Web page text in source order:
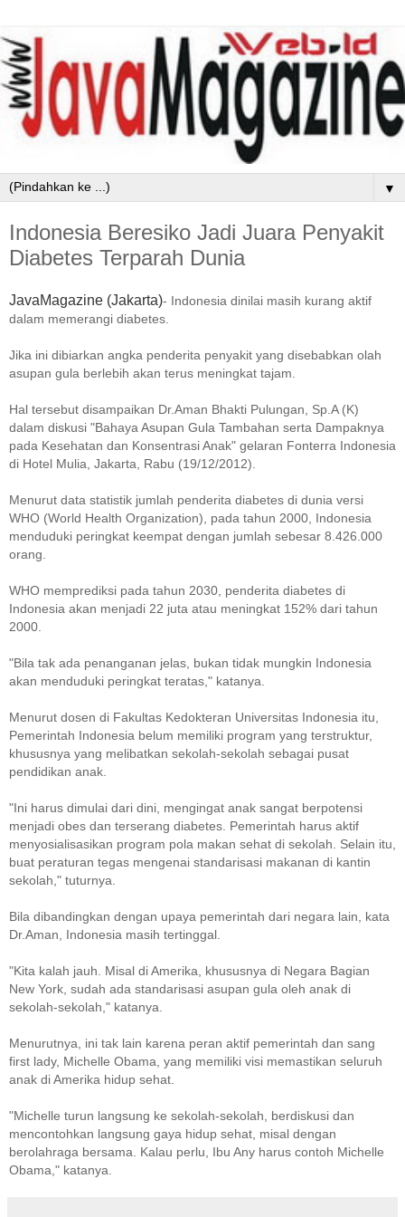
▼
Indonesia Beresiko Jadi Juara Penyakit
Diabetes Terparah Dunia
JavaMagazine (Jakarta)- Indonesia dinilai masih kurang aktif
dalam memerangi diabetes.
Jika ini dibiarkan angka penderita penyakit yang disebabkan olah
asupan gula berlebih akan terus meningkat tajam.
Hal tersebut disampaikan Dr.Aman Bhakti Pulungan, Sp.A (K)
dalam diskusi "Bahaya Asupan Gula Tambahan serta Dampaknya
pada Kesehatan dan Konsentrasi Anak" gelaran Fonterra Indonesia
di Hotel Mulia, Jakarta, Rabu (19/12/2012).
Menurut data statistik jumlah penderita diabetes di dunia versi
WHO (World Health Organization), pada tahun 2000, Indonesia
menduduki peringkat keempat dengan jumlah sebesar 8.426.000
orang.
WHO memprediksi pada tahun 2030, penderita diabetes di
Indonesia akan menjadi 22 juta atau meningkat 152% dari tahun
2000.
"Bila tak ada penanganan jelas, bukan tidak mungkin Indonesia
akan menduduki peringkat teratas," katanya.
Menurut dosen di Fakultas Kedokteran Universitas Indonesia itu,
Pemerintah Indonesia belum memiliki program yang terstruktur,
khususnya yang melibatkan sekolah-sekolah sebagai pusat
pendidikan anak.
"Ini harus dimulai dari dini, mengingat anak sangat berpotensi
menjadi obes dan terserang diabetes. Pemerintah harus aktif
menyosialisasikan program pola makan sehat di sekolah. Selain itu,
buat peraturan tegas mengenai standarisasi makanan di kantin
sekolah," tuturnya.
Bila dibandingkan dengan upaya pemerintah dari negara lain, kata
Dr.Aman, Indonesia masih tertinggal.
"Kita kalah jauh. Misal di Amerika, khususnya di Negara Bagian
New York, sudah ada standarisasi asupan gula oleh anak di
sekolah-sekolah," katanya.
Menurutnya, ini tak lain karena peran aktif pemerintah dan sang
first lady, Michelle Obama, yang memiliki visi memastikan seluruh
anak di Amerika hidup sehat.
"Michelle turun langsung ke sekolah-sekolah, berdiskusi dan
mencontohkan langsung gaya hidup sehat, misal dengan
berolahraga bersama. Kalau perlu, Ibu Any harus contoh Michelle
Obama," katanya.